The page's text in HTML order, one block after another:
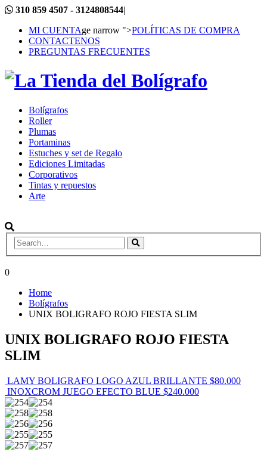
310 859 4507 - 3124808544|
MI CUENTAge narrow ">POLÍTICAS DE COMPRA
CONTACTENOS
PREGUNTAS FRECUENTES
Bolígrafos
Roller
Plumas
Portaminas
Estuches y set de Regalo
Ediciones Limitadas
Corporativos
Tintas y repuestos
Arte
0
Home
Bolígrafos
UNIX BOLIGRAFO ROJO FIESTA SLIM
UNIX BOLIGRAFO ROJO FIESTA
SLIM
LAMY BOLIGRAFO LOGO AZUL BRILLANTE $80.000
INOXCROM JUEGO EFECTO BLUE $240.000